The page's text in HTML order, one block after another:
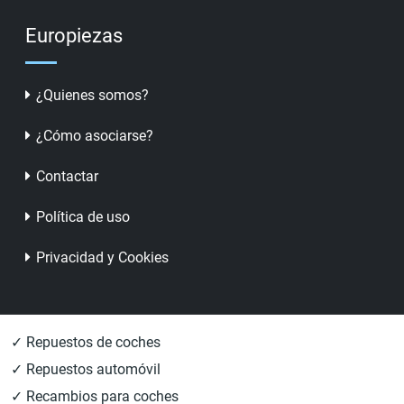
Europiezas
¿Quienes somos?
¿Cómo asociarse?
Contactar
Política de uso
Privacidad y Cookies
✓ Repuestos de coches
✓ Repuestos automóvil
✓ Recambios para coches